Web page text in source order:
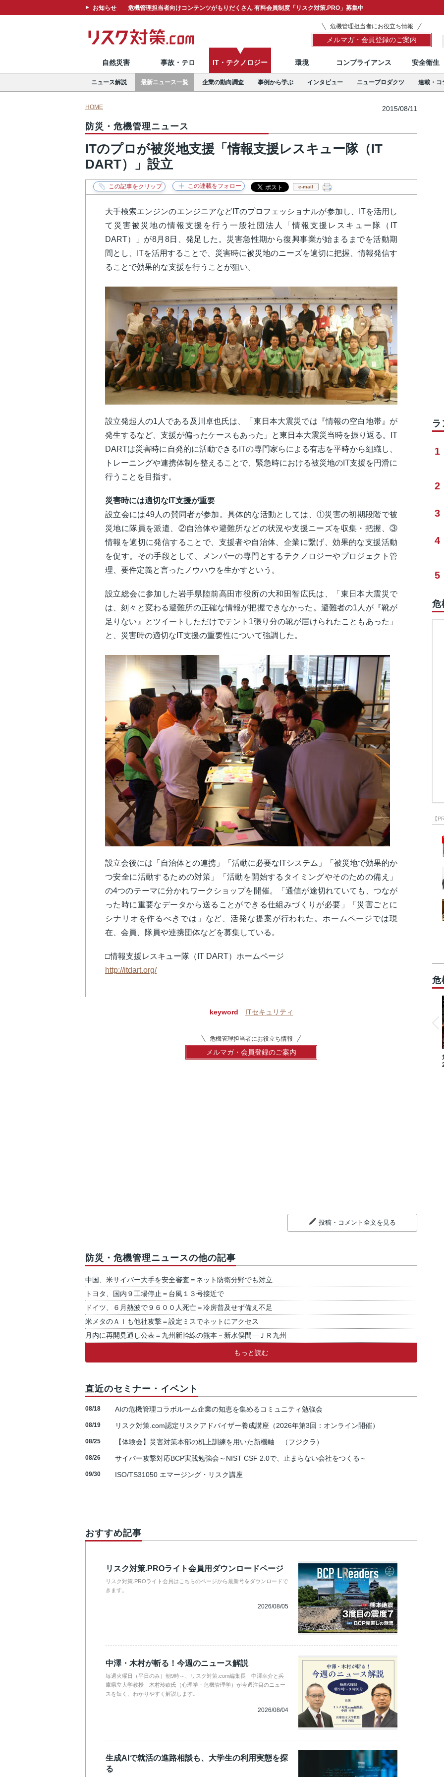
お知らせ 危機管理担当者向けコンテンツがもりだくさん 有料会員制度「リスク対策.PRO」募集中
危機管理担当者にお役立ち情報
メルマガ・会員登録のご案内
自然災害 事故・テロ IT・テクノロジー 環境 コンプライアンス 安全衛生
ニュース解説 最新ニュース一覧 企業の動向調査 事例から学ぶ インタビュー ニュープロダクツ 連載・コ
HOME 2015/08/11
防災・危機管理ニュース
ITのプロが被災地支援「情報支援レスキュー隊（IT
DART）」設立
e-mail
大手検索エンジンのエンジニアなどITのプロフェッショナルが参加し、ITを活用し
て災害被災地の情報支援を行う一般社団法人「情報支援レスキュー隊（IT
DART）」が8月8日、発足した。災害急性期から復興事業が始まるまでを活動期
間とし、ITを活用することで、災害時に被災地のニーズを適切に把握、情報発信す
ることで効果的な支援を行うことが狙い。
設立発起人の1人である及川卓也氏は、「東日本大震災では『情報の空白地帯』が
発生するなど、支援が偏ったケースもあった」と東日本大震災当時を振り返る。IT
DARTは災害時に自発的に活動できるITの専門家らによる有志を平時から組織し、
トレーニングや連携体制を整えることで、緊急時における被災地のIT支援を円滑に
行うことを目指す。
災害時には適切なIT支援が重要
設立会には49人の賛同者が参加。具体的な活動としては、①災害の初期段階で被
災地に隊員を派遣、②自治体や避難所などの状況や支援ニーズを収集・把握、③
情報を適切に発信することで、支援者や自治体、企業に繋げ、効果的な支援活動
を促す。その手段として、メンバーの専門とするテクノロジーやプロジェクト管
理、要件定義と言ったノウハウを生かすという。
設立総会に参加した岩手県陸前高田市役所の大和田智広氏は、「東日本大震災で
は、刻々と変わる避難所の正確な情報が把握できなかった。避難者の1人が『靴が
足りない』とツイートしただけでテント1張り分の靴が届けられたこともあった」
と、災害時の適切なIT支援の重要性について強調した。
設立会後には「自治体との連携」「活動に必要なITシステム」「被災地で効果的か
つ安全に活動するための対策」「活動を開始するタイミングやそのための備え」
の4つのテーマに分かれワークショップを開催。「通信が途切れていても、つなが
った時に重要なデータから送ることができる仕組みづくりが必要」「災害ごとに
シナリオを作るべきでは」など、活発な提案が行われた。ホームページでは現
在、会員、隊員や連携団体などを募集している。
□情報支援レスキュー隊（IT DART）ホームページ
http://itdart.org/
keyword ITセキュリティ
危機管理担当者にお役立ち情報
メルマガ・会員登録のご案内
投稿・コメント全文を見る
防災・危機管理ニュースの他の記事
中国、米サイバー大手を安全審査＝ネット防衛分野でも対立
トヨタ、国内９工場停止＝台風１３号接近で
ドイツ、６月熱波で９６００人死亡＝冷房普及せず備え不足
米メタのＡＩも他社攻撃＝設定ミスでネットにアクセス
月内に再開見通し公表＝九州新幹線の熊本－新水俣間―ＪＲ九州
もっと読む
直近のセミナー・イベント
08/18 AIの危機管理コラボルーム企業の知恵を集めるコミュニティ勉強会
08/19 リスク対策.com認定リスクアドバイザー養成講座（2026年第3回：オンライン開催）
08/25 【体験会】災害対策本部の机上訓練を用いた新機軸 （フジクラ）
08/26 サイバー攻撃対応BCP実践勉強会～NIST CSF 2.0で、止まらない会社をつくる～
09/30 ISO/TS31050 エマージング・リスク講座
おすすめ記事
リスク対策.PROライト会員用ダウンロードページ
リスク対策.PROライト会員はこちらのページから最新号をダウンロードで
きます。
2026/08/05
中澤・木村が斬る！今週のニュース解説
毎週火曜日（平日のみ）朝9時～、リスク対策.com編集長 中澤幸介と兵
庫県立大学教授 木村玲欧氏（心理学・危機管理学）が今週注目のニュー
スを短く、わかりやすく解説します。
2026/08/04
生成AIで就活の進路相談も、大学生の利用実態を探
る
1
2
3
4
5
危
【
危